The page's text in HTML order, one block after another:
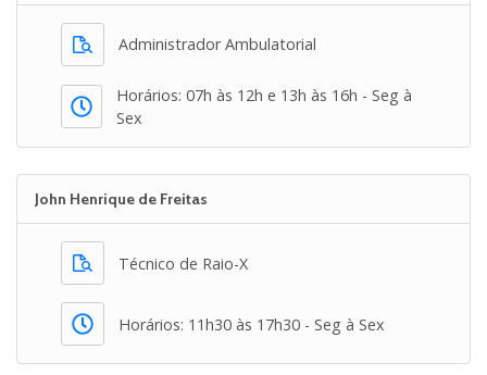
Administrador Ambulatorial
Horários: 07h às 12h e 13h às 16h - Seg à
Sex
John Henrique de Freitas
Técnico de Raio-X
Horários: 11h30 às 17h30 - Seg à Sex